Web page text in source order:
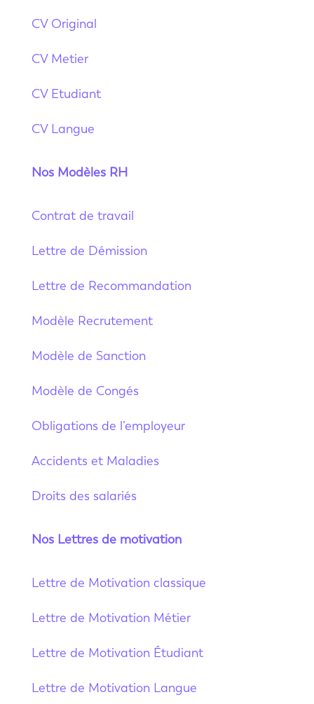
CV Original
CV Metier
CV Etudiant
CV Langue
Nos Modèles RH
Contrat de travail
Lettre de Démission
Lettre de Recommandation
Modèle Recrutement
Modèle de Sanction
Modèle de Congés
Obligations de l’employeur
Accidents et Maladies
Droits des salariés
Nos Lettres de motivation
Lettre de Motivation classique
Lettre de Motivation Métier
Lettre de Motivation Étudiant
Lettre de Motivation Langue